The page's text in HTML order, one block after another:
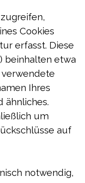
Cookies
erfasst. Diese
beinhalten etwa
Ihres
ähnliches.
um
auf
notwendig,